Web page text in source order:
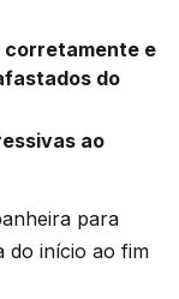
corretamente e
do
ao
para
do início ao fim